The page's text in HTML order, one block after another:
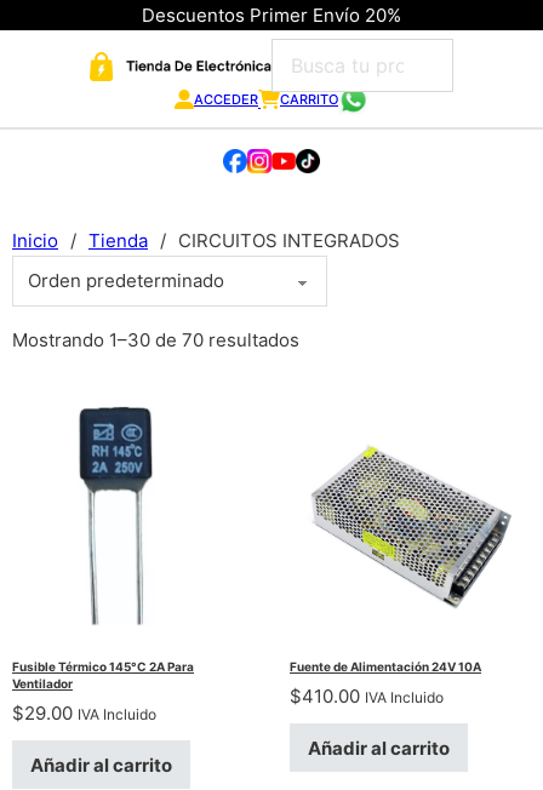
Descuentos Primer Envío 20%
ACCEDER CARRITO
Inicio / Tienda / CIRCUITOS INTEGRADOS
Mostrando 1–30 de 70 resultados
Fusible Térmico 145°C 2A Para
Ventilador
$29.00 IVA Incluido
Añadir al carrito
Fuente de Alimentación 24V 10A
$410.00 IVA Incluido
Añadir al carrito